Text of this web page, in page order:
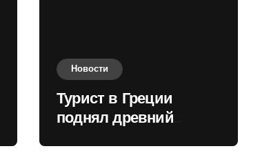
Новости
Турист в Греции
поднял древний